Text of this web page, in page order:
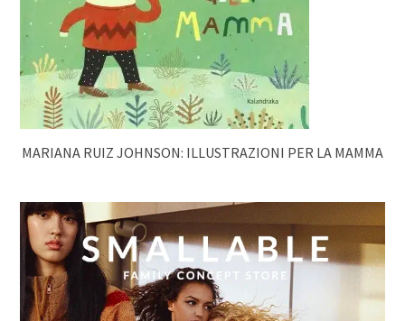
MARIANA RUIZ JOHNSON: ILLUSTRAZIONI PER LA MAMMA